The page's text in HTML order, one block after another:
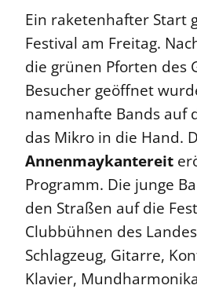
Ein raketenhafter Start
Festival am Freitag.
die grünen Pforten des
Besucher geöffnet
namenhafte Bands auf
das Mikro in die Hand.
Annenmaykantereit
Programm. Die junge
den Straßen auf die
Clubbühnen des
Schlagzeug, Gitarre,
Klavier,